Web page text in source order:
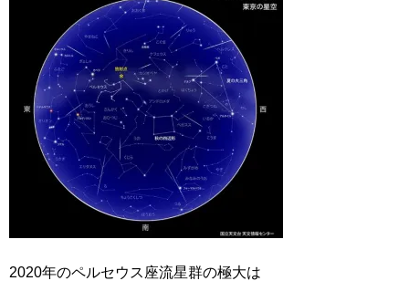
2020年のペルセウス座流星群の極大は